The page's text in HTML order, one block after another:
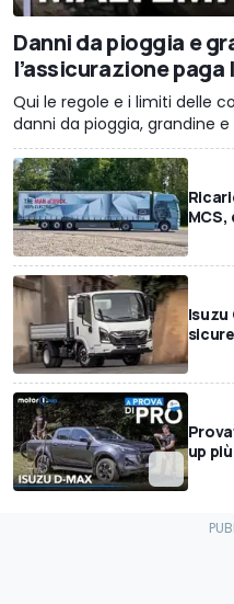
Danni da pioggia e
l’assicurazione paga
Qui le regole e i limiti delle
danni da pioggia, grandine
MCS,
Isuzu
up